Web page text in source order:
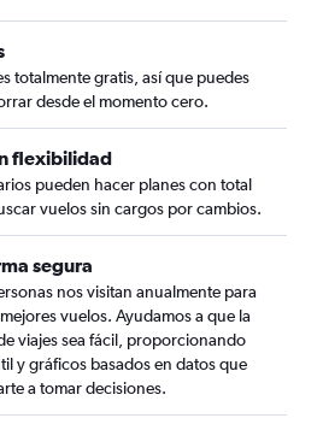
totalmente gratis, así que puedes
desde el momento cero.
flexibilidad
pueden hacer planes con total
vuelos sin cargos por cambios.
segura
nos visitan anualmente para
vuelos. Ayudamos a que la
viajes sea fácil, proporcionando
y gráficos basados en datos que
a tomar decisiones.